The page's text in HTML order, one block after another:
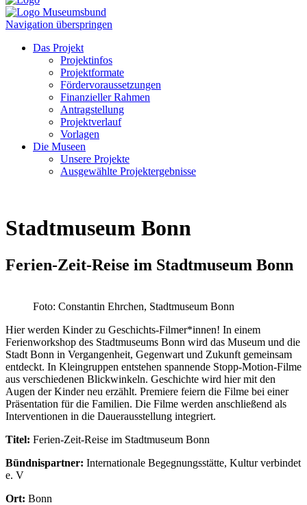
Navigation überspringen
Das Projekt
Projektinfos
Projektformate
Fördervoraussetzungen
Finanzieller Rahmen
Antragstellung
Projektverlauf
Vorlagen
Die Museen
Unsere Projekte
Ausgewählte Projektergebnisse
Stadtmuseum Bonn
Ferien-Zeit-Reise im Stadtmuseum Bonn
Foto: Constantin Ehrchen, Stadtmuseum Bonn
Hier werden Kinder zu Geschichts-Filmer*innen! In einem
Ferienworkshop des Stadtmuseums Bonn wird das Museum und die
Stadt Bonn in Vergangenheit, Gegenwart und Zukunft gemeinsam
entdeckt. In Kleingruppen entstehen spannende Stopp-Motion-Filme
aus verschiedenen Blickwinkeln. Geschichte wird hier mit den
Augen der Kinder neu erzählt. Premiere feiern die Filme bei einer
Präsentation für die Familien. Die Filme werden anschließend als
Interventionen in die Dauerausstellung integriert.
Titel: Ferien-Zeit-Reise im Stadtmuseum Bonn
Bündnispartner: Internationale Begegnungsstätte, Kultur verbindet
e. V
Ort: Bonn